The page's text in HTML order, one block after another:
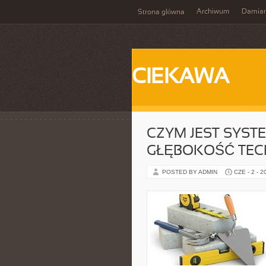
Strona główna Archiwum
CIEKAWA
CZYM JEST
GŁĘBOKOŚĆ
POSTED BY ADMIN CZE - 2 -